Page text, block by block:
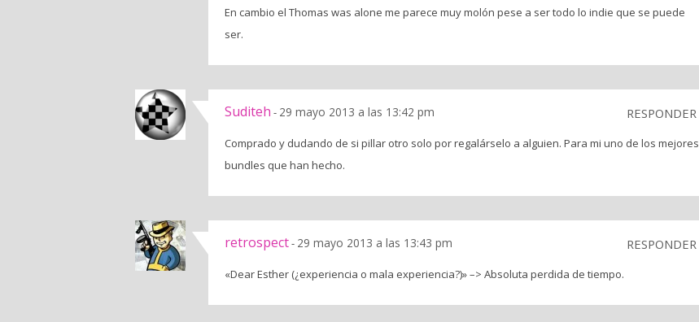
En cambio el Thomas was alone me parece muy molón pese a ser todo lo indie que se puede
ser.
Suditeh - 29 mayo 2013 a las 13:42 pm RESPONDER
Comprado y dudando de si pillar otro solo por regalárselo a alguien. Para mi uno de los mejores
bundles que han hecho.
retrospect- 29 mayo 2013 a las 13:43 pm RESPONDER
«Dear Esther (¿experiencia o mala experiencia?)» –> Absoluta perdida de tiempo.